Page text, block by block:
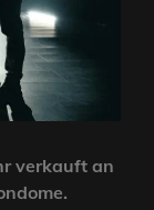
verkauft an